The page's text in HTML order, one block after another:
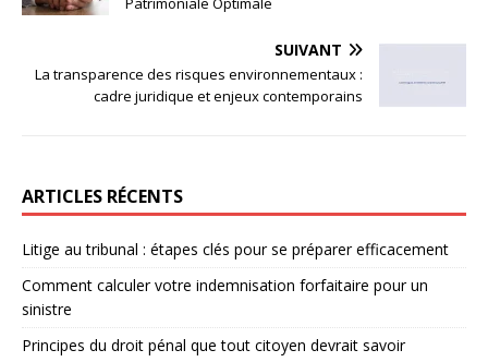
SUIVANT
La transparence des risques environnementaux :
cadre juridique et enjeux contemporains
ARTICLES RÉCENTS
Litige au tribunal : étapes clés pour se préparer efficacement
Comment calculer votre indemnisation forfaitaire pour un
sinistre
Principes du droit pénal que tout citoyen devrait savoir